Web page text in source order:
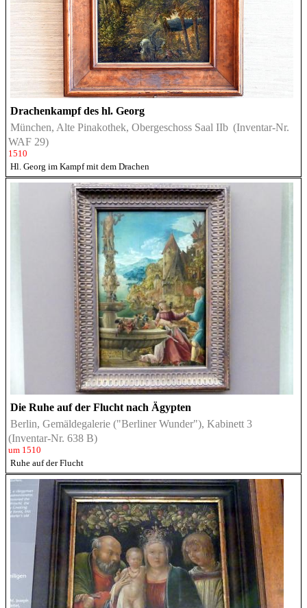
Drachenkampf des hl. Georg
München, Alte Pinakothek, Obergeschoss Saal IIb (Inventar-Nr.
WAF 29)
1510
Hl. Georg im Kampf mit dem Drachen
Die Ruhe auf der Flucht nach Ägypten
Berlin, Gemäldegalerie ("Berliner Wunder"), Kabinett 3
(Inventar-Nr. 638 B)
um 1510
Ruhe auf der Flucht